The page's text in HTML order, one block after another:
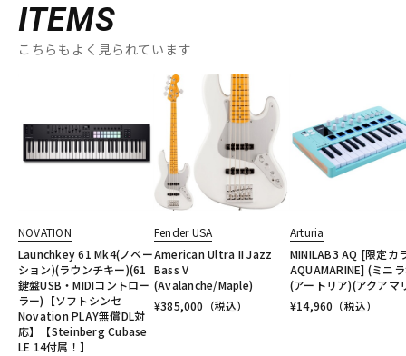
ITEMS
こちらもよく見られています
NOVATION
Launchkey 61 Mk4(ノベー
ション)(ラウンチキー)(61
鍵盤USB・MIDIコントロー
ラー)【ソフトシンセ
Novation PLAY無償DL対
応】【Steinberg Cubase
LE 14付属！】
Fender USA
American Ultra II Jazz
Bass V
(Avalanche/Maple)
¥385,000 （税込）
Arturia
MINILAB3 AQ [限定カ
AQUAMARINE] (ミニ
(アートリア)(アクアマ
¥14,960 （税込）